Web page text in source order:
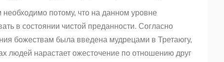
потому, что на данном уровне
в состоянии чистой преданности. Согласно
божествам была введена мудрецами в Третаюгу,
людей нарастает ожесточение по отношению друг